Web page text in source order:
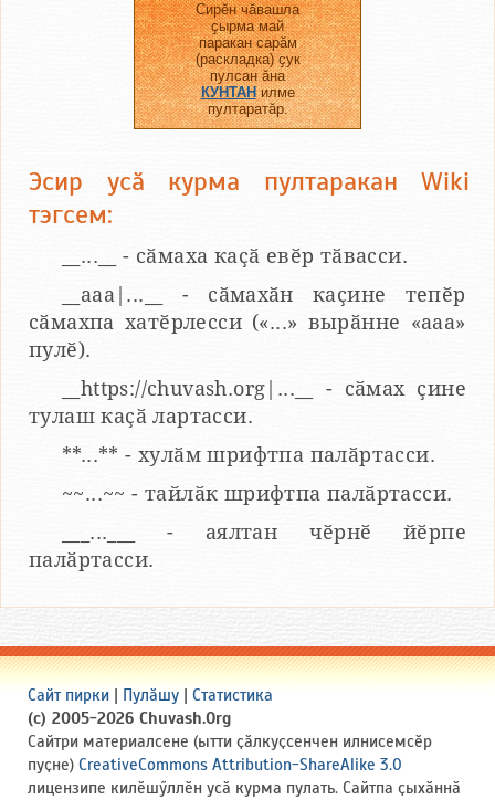
Сирӗн чӑвашла
ҫырма май
паракан сарӑм
(раскладка) ҫук
пулсан ӑна
КУНТАНилме
пултаратӑр.
Эсир усӑ курма пултаракан Wiki
тэгсем:
__...__ - сӑмаха каҫӑ евӗр тӑвасси.
__aaa|...__ - сӑмахӑн каҫине тепӗр
сӑмахпа хатӗрлесси («...» вырӑнне «ааа»
пулӗ).
__https://chuvash.org|...__ - сӑмах ҫине
тулаш каҫӑ лартасси.
**...** - хулӑм шрифтпа палӑртасси.
~~...~~ - тайлӑк шрифтпа палӑртасси.
___...___ - аялтан чӗрнӗ йӗрпе
палӑртасси.
Сайт пирки | Пулӑшу | Статистика
(c) 2005-2026 Chuvash.Org
Сайтри материалсене (ытти ҫӑлкуҫсенчен илнисемсӗр
пуҫне) CreativeCommons Attribution-ShareAlike 3.0
лицензипе килӗшӳллӗн усӑ курма пулать. Сайтпа ҫыхӑннӑ